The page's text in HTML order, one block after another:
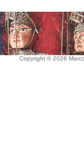
Copyright © 2026